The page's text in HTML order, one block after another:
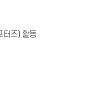
터즈) 활동